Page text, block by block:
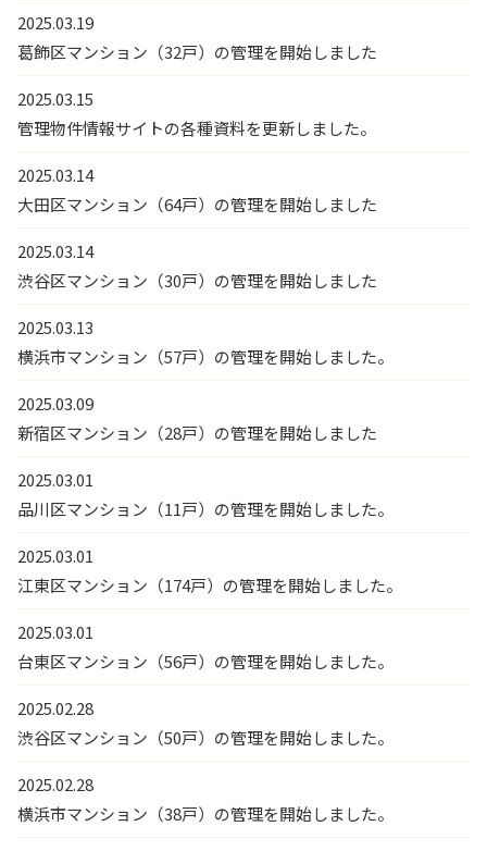
2025.03.19
葛飾区マンション（32戸）の管理を開始しました
2025.03.15
管理物件情報サイトの各種資料を更新しました。
2025.03.14
大田区マンション（64戸）の管理を開始しました
2025.03.14
渋谷区マンション（30戸）の管理を開始しました
2025.03.13
横浜市マンション（57戸）の管理を開始しました。
2025.03.09
新宿区マンション（28戸）の管理を開始しました
2025.03.01
品川区マンション（11戸）の管理を開始しました。
2025.03.01
江東区マンション（174戸）の管理を開始しました。
2025.03.01
台東区マンション（56戸）の管理を開始しました。
2025.02.28
渋谷区マンション（50戸）の管理を開始しました。
2025.02.28
横浜市マンション（38戸）の管理を開始しました。